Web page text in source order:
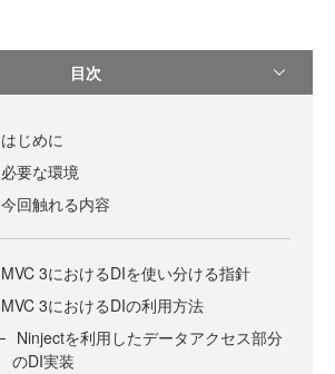
目次
はじめに
必要な環境
今回触れる内容
MVC 3におけるDIを使い分ける指針
MVC 3におけるDIの利用方法
Ninjectを利用したデータアクセス部分
のDI実装